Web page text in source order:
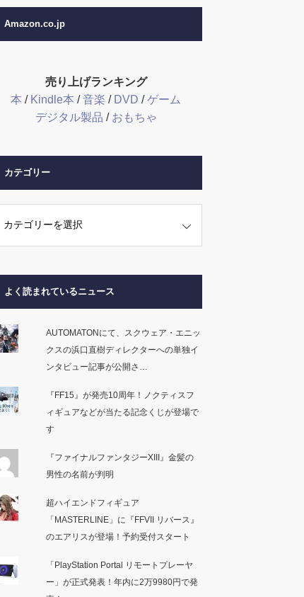
Amazon.co.jp
売り上げランキング
本 / Kindle本 /音楽 / DVD /ゲーム
デジタル製品 / おもちゃ
カテゴリー
よく読まれているニュース
AUTOMATONにて、スクウェア・エニッ
クスの浜口直樹ディレクターへの単独イ
ンタビュー記事が公開さ…
『FF15』が発売10周年！ノクティスフ
ィギュアなどが当たる記念くじが登場で
す
『ファイナルファンタジーXIII』金髪の
男性の名前が判明
超ハイエンドフィギュア
「MASTERLINE」に『FFVII リバース』
のエアリスが登場！予約受付スタート
「PlayStation Portal リモートプレーヤ
ー」が正式発表！年内に2万9980円で発